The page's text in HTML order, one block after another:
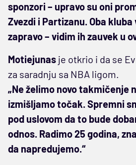
sponzori – upravo su oni
Zvezdi i Partizanu. Oba
zapravo – vidim ih zauvek u
Motiejunas je otkrio i da se
za saradnju sa NBA ligom.
„Ne želimo novo takmičenje
izmišljamo točak. Spremni
pod uslovom da to bude
odnos. Radimo 25 godina,
da napredujemo.“